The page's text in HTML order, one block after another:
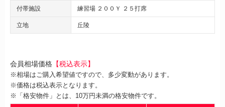
付帯施設 練習場 ２００Ｙ ２５打席
立地 丘陵
会員相場価格 【税込表示】
※相場はご購入希望値ですので、多少変動があります。
※価格は税込表示となります。
※「格安物件」とは、10万円未満の格安物件です。